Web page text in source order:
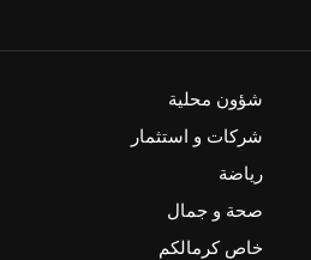
شؤون محلية
شركات و استثمار
رياضة
صحة و جمال
خاص كرمالكم